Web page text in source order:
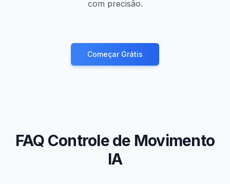
com precisão.
Começar Grátis
FAQ Controle de Movimento
IA